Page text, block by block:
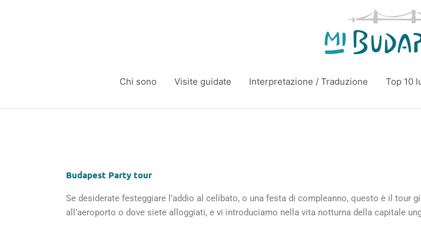
Chi sono Visite guidate Interpretazione / Traduzione Top 10
Budapest Party tour
Se desiderate festeggiare l’addio al celibato, o una festa di compleanno, questo è il tour
all’aeroporto o dove siete alloggiati, e vi introduciamo nella vita notturna della capitale